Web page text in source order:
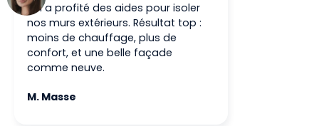
On a profité des aides pour isoler
nos murs extérieurs. Résultat top :
moins de chauffage, plus de
confort, et une belle façade
comme neuve.
M. Masse